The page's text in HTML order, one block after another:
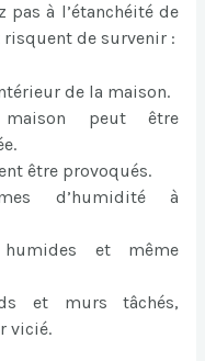
pas à l’étanchéité de
de survenir :
de la maison.
peut être
être provoqués.
d’humidité à
humides et même
et murs tâchés,
vicié.